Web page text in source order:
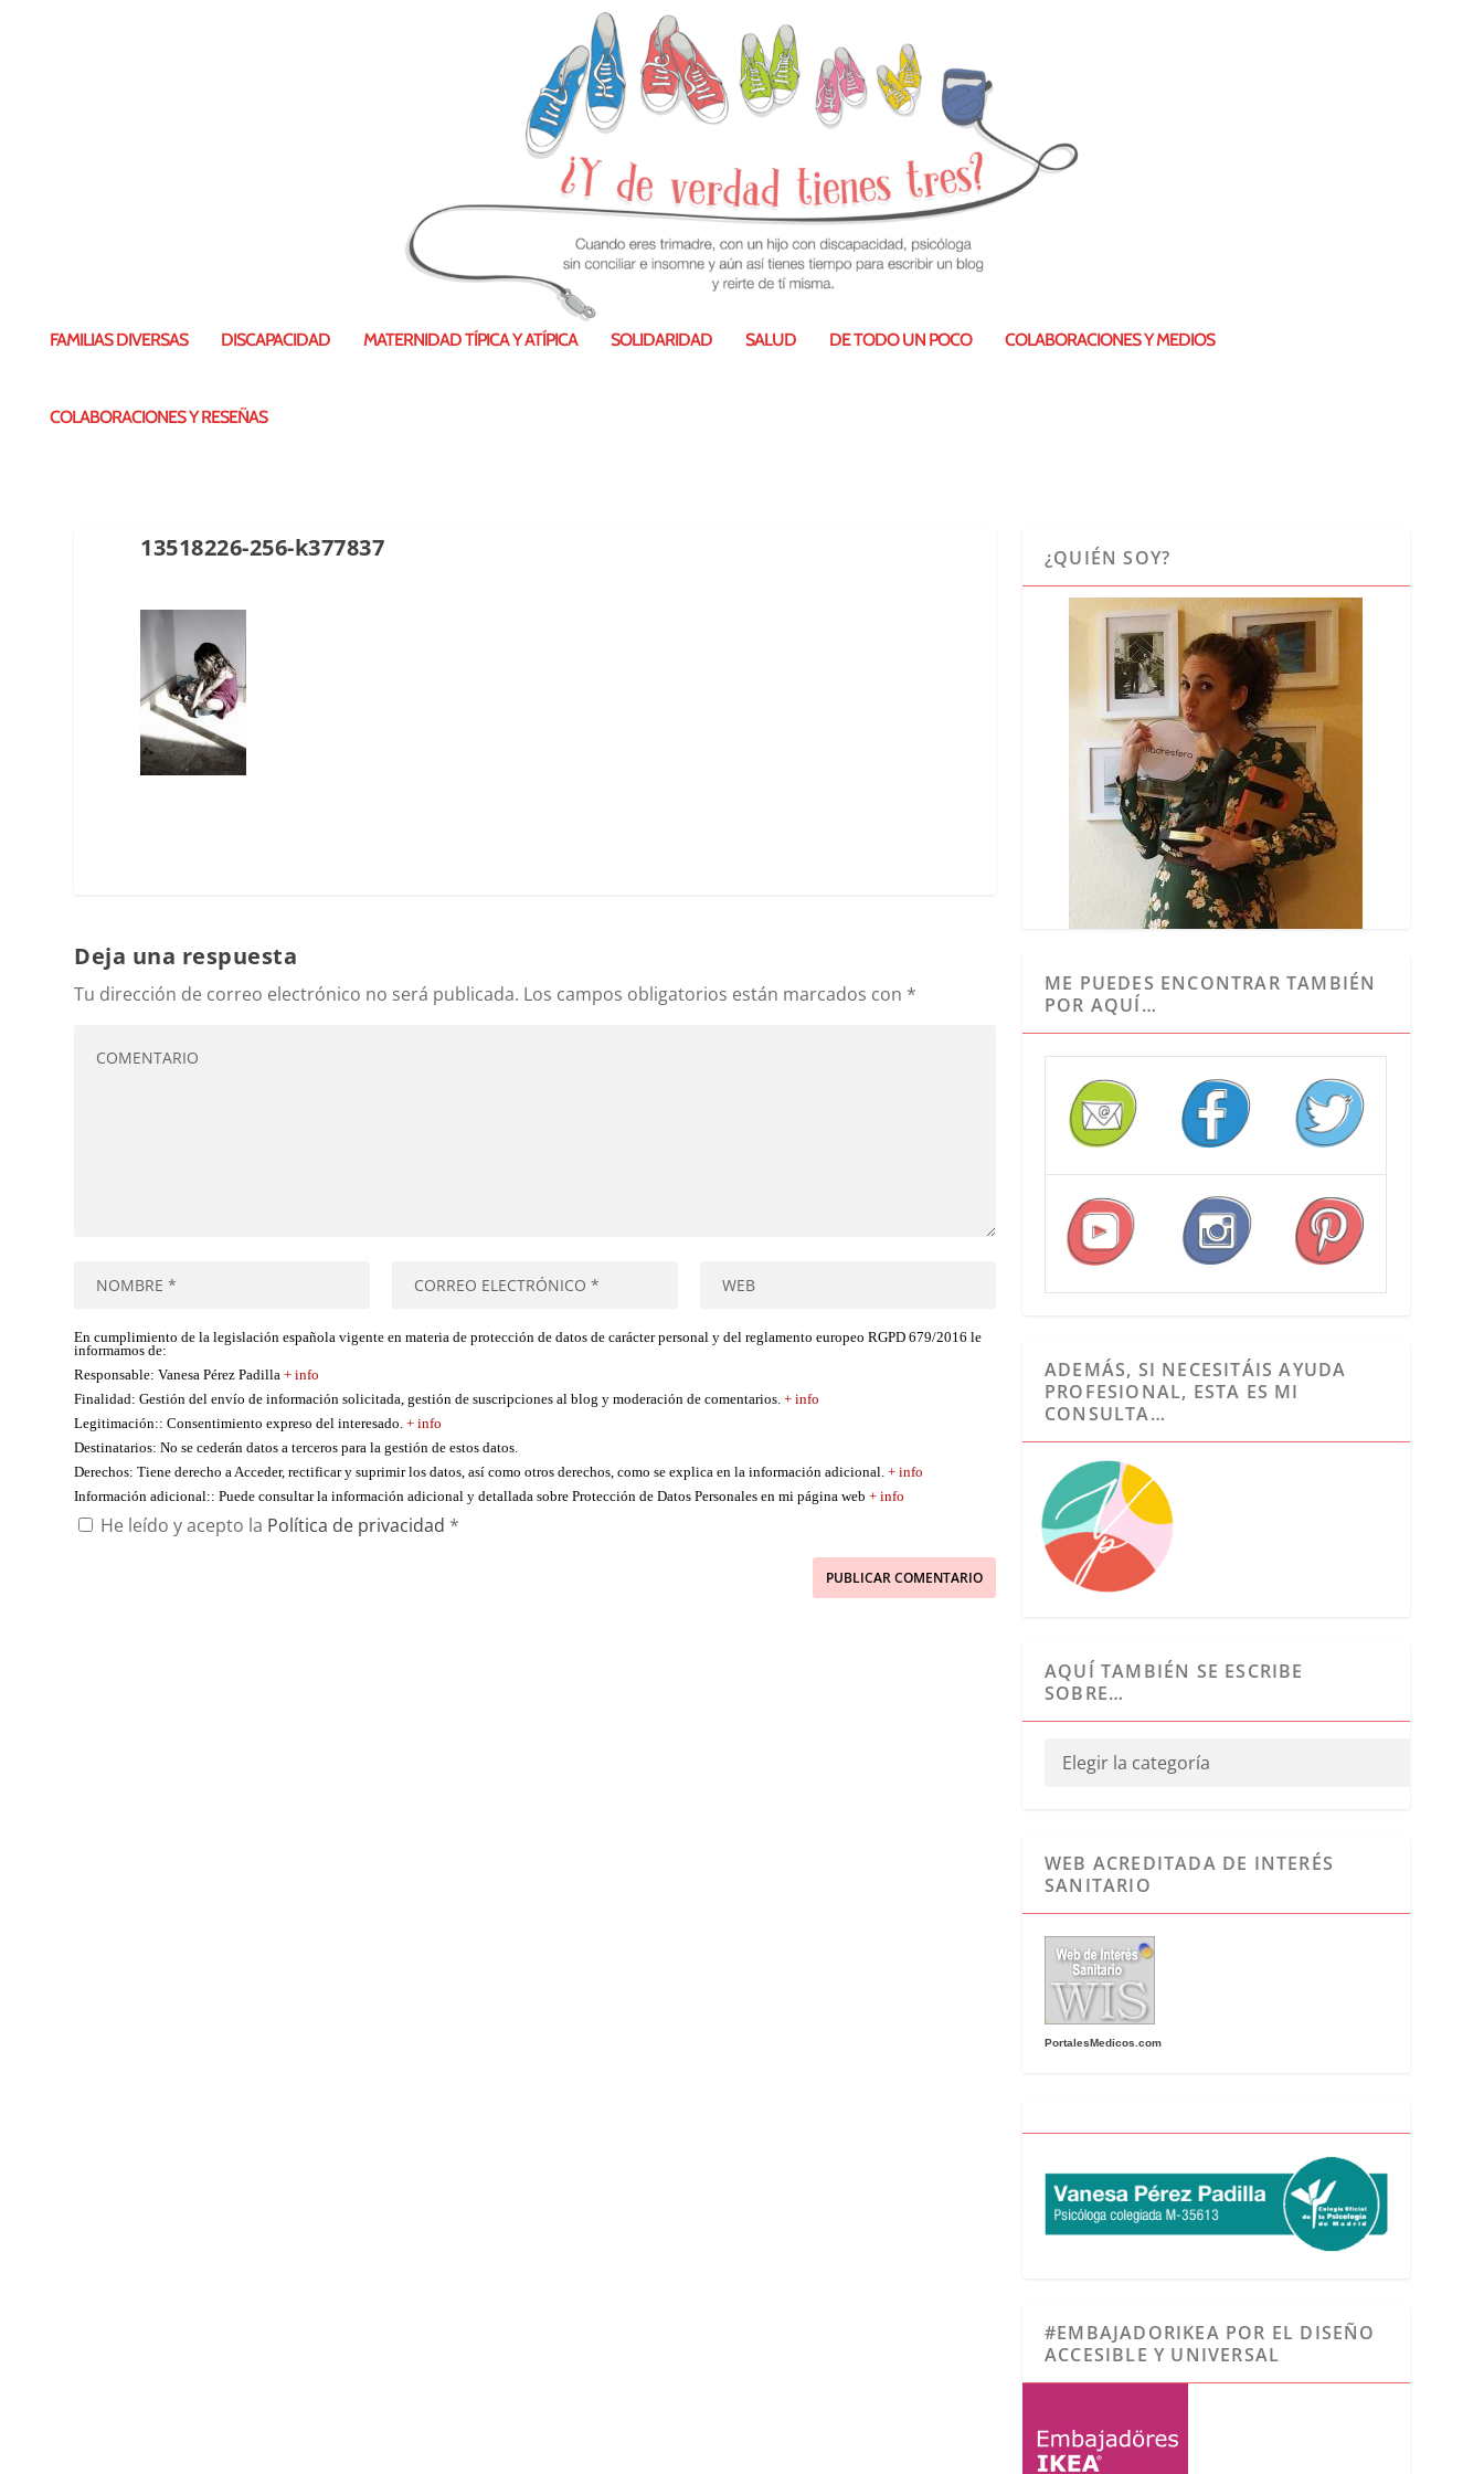
FAMILIAS DIVERSAS DISCAPACIDAD MATERNIDAD TÍPICA Y ATÍPICA SOLIDARIDAD SALUD DE TODO UN POCO COLABORACIONES Y MEDIOS
COLABORACIONES Y RESEÑAS
13518226-256-k377837
Deja una respuesta
Tu dirección de correo electrónico no será publicada. Los campos obligatorios están marcados con *
En cumplimiento de la legislación española vigente en materia de protección de datos de carácter personal y del reglamento europeo RGPD 679/2016 le
informamos de:
Responsable: Vanesa Pérez Padilla+ info
Finalidad: Gestión del envío de información solicitada, gestión de suscripciones al blog y moderación de comentarios.+ info
Legitimación:: Consentimiento expreso del interesado.+ info
Destinatarios: No se cederán datos a terceros para la gestión de estos datos.
Derechos: Tiene derecho a Acceder, rectificar y suprimir los datos, así como otros derechos, como se explica en la información adicional.+ info
Información adicional:: Puede consultar la información adicional y detallada sobre Protección de Datos Personales en mi página web+ info
He leído y acepto la Política de privacidad *
¿QUIÉN SOY?
ME PUEDES ENCONTRAR TAMBIÉN
POR AQUÍ…
ADEMÁS, SI NECESITÁIS AYUDA
PROFESIONAL, ESTA ES MI
CONSULTA…
AQUÍ TAMBIÉN SE ESCRIBE
SOBRE…
WEB ACREDITADA DE INTERÉS
SANITARIO
PortalesMedicos.com
#EMBAJADORIKEA POR EL DISEÑO
ACCESIBLE Y UNIVERSAL